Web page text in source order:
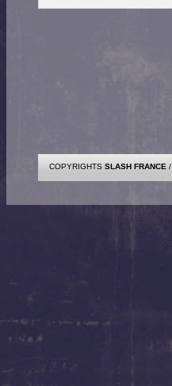
COPYRIGHTS SLASH FRANCE /